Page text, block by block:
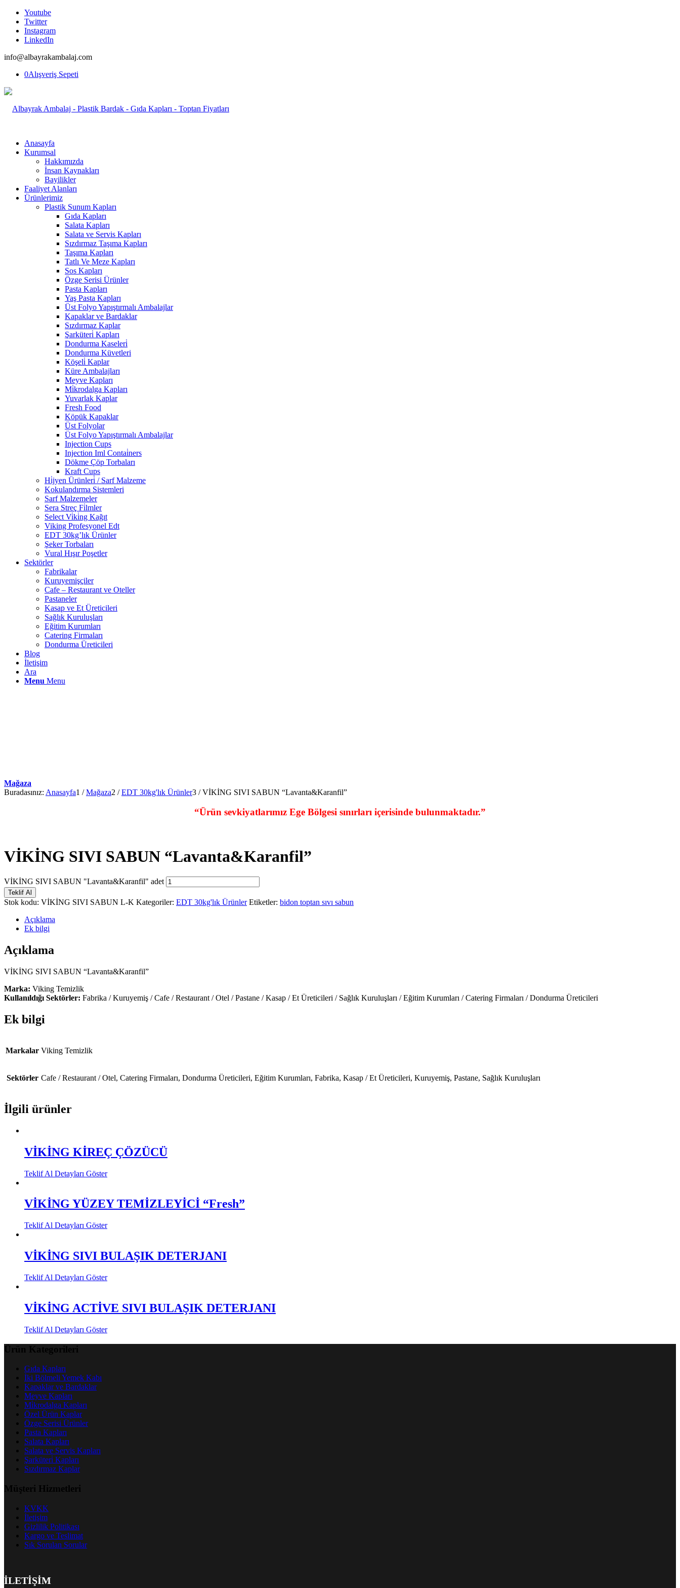
Youtube
Twitter
Instagram
LinkedIn
info@albayrakambalaj.com
0Alışveriş Sepeti
Anasayfa
Kurumsal
Hakkımızda
İnsan Kaynakları
Bayilikler
Faaliyet Alanları
Ürünlerimiz
Plastik Sunum Kapları
Gıda Kapları
Salata Kapları
Salata ve Servis Kapları
Sızdırmaz Taşıma Kapları
Taşıma Kapları
Tatlı Ve Meze Kapları
Sos Kapları
Özge Serisi Ürünler
Pasta Kapları
Yaş Pasta Kapları
Üst Folyo Yapıştırmalı Ambalajlar
Kapaklar ve Bardaklar
Sızdırmaz Kaplar
Şarküteri̇ Kapları
Dondurma Kaseleri̇
Dondurma Küvetleri
Köşeli̇ Kaplar
Küre Ambalajları
Meyve Kapları
Mi̇krodalga Kapları
Yuvarlak Kaplar
Fresh Food
Köpük Kapaklar
Üst Folyolar
Üst Folyo Yapıştırmalı Ambalajlar
Injection Cups
Injection Iml Contai̇ners
Dökme Çöp Torbaları
Kraft Cups
Hi̇jyen Ürünleri̇ / Sarf Malzeme
Kokulandırma Sistemleri
Sarf Malzemeler
Sera Streç Fi̇lmler
Select Vi̇ki̇ng Kağıt
Viking Profesyonel Edt
EDT 30kg’lık Ürünler
Şeker Torbaları
Vural Hışır Poşetler
Sektörler
Fabrikalar
Kuruyemişçiler
Cafe – Restaurant ve Oteller
Pastaneler
Kasap ve Et Üreticileri
Sağlık Kuruluşları
Eğitim Kurumları
Catering Firmaları
Dondurma Üreticileri
Blog
İletişim
Ara
Menu Menu
Mağaza
Buradasınız: Anasayfa1 / Mağaza2 / EDT 30kg'lık Ürünler3 / VİKİNG SIVI SABUN “Lavanta&Karanfil”
“Ürün sevkiyatlarımız Ege Bölgesi sınırları içerisinde bulunmaktadır.”
VİKİNG SIVI SABUN “Lavanta&Karanfil”
VİKİNG SIVI SABUN "Lavanta&Karanfil" adet
Teklif Al
Stok kodu: VİKİNG SIVI SABUN L-K Kategoriler: EDT 30kg'lık Ürünler Etiketler: bidon toptan sıvı sabun
Açıklama
Ek bilgi
Açıklama
VİKİNG SIVI SABUN “Lavanta&Karanfil”
Marka: Viking Temizlik
Kullanıldığı Sektörler: Fabrika / Kuruyemiş / Cafe / Restaurant / Otel / Pastane / Kasap / Et Üreticileri / Sağlık Kuruluşları / Eğitim Kurumları / Catering Firmaları / Dondurma Üreticileri
Ek bilgi
Markalar Viking Temizlik
Sektörler Cafe / Restaurant / Otel, Catering Firmaları, Dondurma Üreticileri, Eğitim Kurumları, Fabrika, Kasap / Et Üreticileri, Kuruyemiş, Pastane, Sağlık Kuruluşları
İlgili ürünler
VİKİNG KİREÇ ÇÖZÜCÜ
Teklif Al Detayları Göster
VİKİNG YÜZEY TEMİZLEYİCİ “Fresh”
Teklif Al Detayları Göster
VİKİNG SIVI BULAŞIK DETERJANI
Teklif Al Detayları Göster
VİKİNG ACTİVE SIVI BULAŞIK DETERJANI
Teklif Al Detayları Göster
Ürün Kategorileri
Gıda Kapları
İki Bölmeli Yemek Kabı
Kapaklar ve Bardaklar
Meyve Kapları
Mi̇krodalga Kapları
Özel Ürün Kaplar
Özge Serisi Ürünler
Pasta Kapları
Salata Kapları
Salata ve Servis Kapları
Şarküteri̇ Kapları
Sızdırmaz Kaplar
Müşteri Hizmetleri
KVKK
İletişim
Gizlilik Politikası
Kargo ve Teslimat
Sık Sorulan Sorular
İLETİŞİM